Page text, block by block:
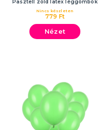
Pasztell zöld latex léggömbök
779 Ft
Nincs készleten
Nézet